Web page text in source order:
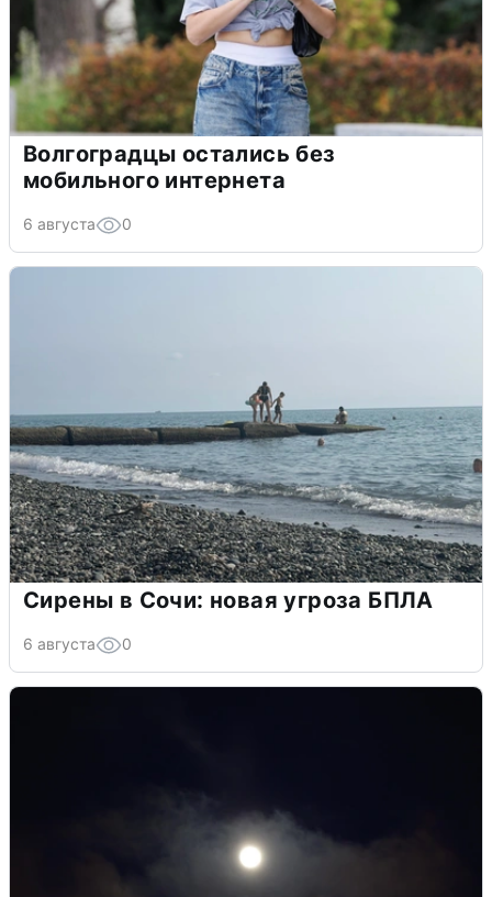
Волгоградцы остались без
мобильного интернета
6 августа 0
Сирены в Сочи: новая угроза БПЛА
6 августа 0